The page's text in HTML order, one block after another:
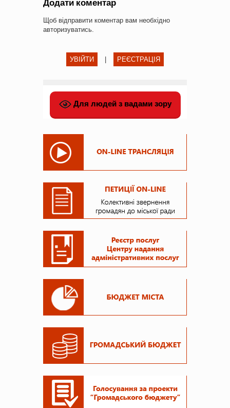
Щоб відправити коментар вам необхідно
авторизуватись.
УВІЙТИ РЕЄСТРАЦІЯ
Для людей з вадами зору